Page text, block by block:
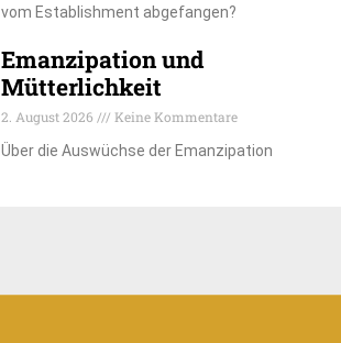
vom Establishment abgefangen?
Emanzipation und
Mütterlichkeit
2. August 2026
Keine Kommentare
Über die Auswüchse der Emanzipation